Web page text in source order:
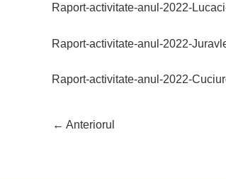
Raport-activitate-anul-2022-
Raport-activitate-anul-2022-
Raport-activitate-anul-2022-
← Anteriorul